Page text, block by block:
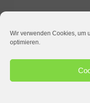
Wir verwenden Cookies, um
optimieren.
© 2015 RECHTSANWALT